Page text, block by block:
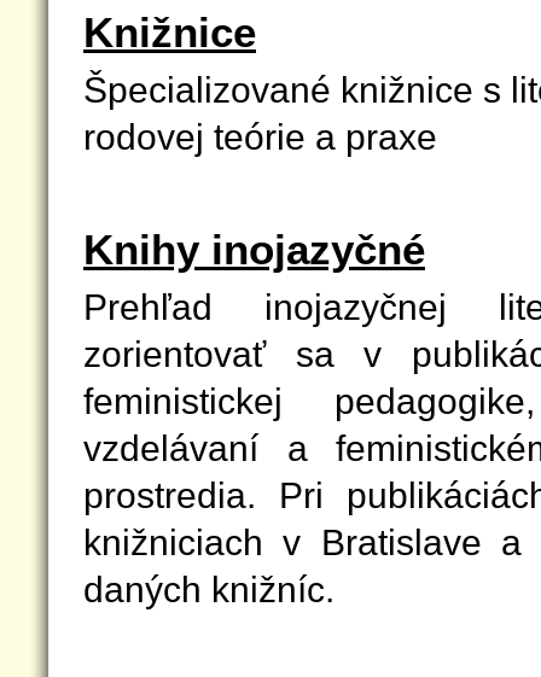
Knižnice
Špecializované knižnice s
rodovej teórie a praxe
Knihy inojazyčné
Prehľad inojazyčnej
zorientovať sa v
feministickej
vzdelávaní a
prostredia. Pri
knižniciach v Bratislave
daných knižníc.